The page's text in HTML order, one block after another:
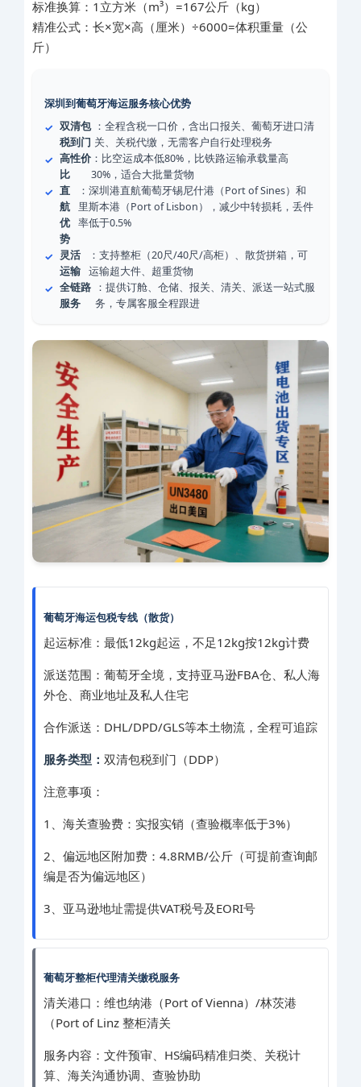
标准换算：1立方米（m³）=167公斤（kg）
精准公式：长×宽×高（厘米）÷6000=体积重量（公
斤）
深圳到葡萄牙海运服务核心优势
双清包
税到门
：全程含税一口价，含出口报关、葡萄牙进口清
关、关税代缴，无需客户自行处理税务
高性价
比
：比空运成本低80%，比铁路运输承载量高
30%，适合大批量货物
直
航
优
势
：深圳港直航葡萄牙锡尼什港（Port of Sines）和
里斯本港（Port of Lisbon），减少中转损耗，丢件
率低于0.5%
灵活
运输
：支持整柜（20尺/40尺/高柜）、散货拼箱，可
运输超大件、超重货物
全链路
服务
：提供订舱、仓储、报关、清关、派送一站式服
务，专属客服全程跟进
葡萄牙海运包税专线（散货）
起运标准：最低12kg起运，不足12kg按12kg计费
派送范围：葡萄牙全境，支持亚马逊FBA仓、私人海
外仓、商业地址及私人住宅
合作派送：DHL/DPD/GLS等本土物流，全程可追踪
服务类型： 双清包税到门（DDP）
注意事项：
1、海关查验费：实报实销（查验概率低于3%）
2、偏远地区附加费：4.8RMB/公斤（可提前查询邮
编是否为偏远地区）
3、亚马逊地址需提供VAT税号及EORI号
葡萄牙整柜代理清关缴税服务
清关港口：维也纳港（Port of Vienna）/林茨港
（Port of Linz 整柜清关
服务内容：文件预审、HS编码精准归类、关税计
算、海关沟通协调、查验协助